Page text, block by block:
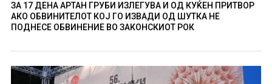
ЗА 17 ДЕНА АРТАН ГРУБИ ИЗЛЕГУВА И ОД КУЌЕН ПРИТВОР
АКО ОБВИНИТЕЛОТ КОЈ ГО ИЗВАДИ ОД ШУТКА НЕ
ПОДНЕСЕ ОБВИНЕНИЕ ВО ЗАКОНСКИОТ РОК